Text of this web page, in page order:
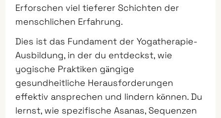
Erforschen viel tieferer Schichten der
menschlichen Erfahrung.
Dies ist das Fundament der Yogatherapie-
Ausbildung, in der du entdeckst, wie
yogische Praktiken gängige
gesundheitliche Herausforderungen
effektiv ansprechen und lindern können. Du
lernst, wie spezifische Asanas, Sequenzen